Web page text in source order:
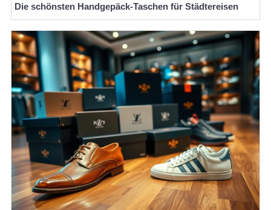
Die schönsten Handgepäck-Taschen für Städtereisen